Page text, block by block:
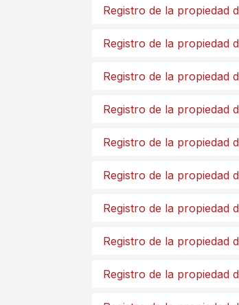
Registro de la propiedad
Registro de la propiedad
Registro de la propiedad
Registro de la propiedad
Registro de la propiedad
Registro de la propiedad
Registro de la propiedad
Registro de la propiedad
Registro de la propiedad